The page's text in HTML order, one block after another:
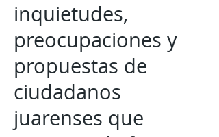
inquietudes,
preocupaciones y
propuestas de
ciudadanos
juarenses que